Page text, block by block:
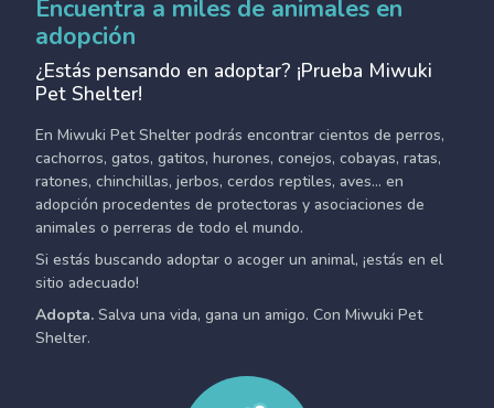
Encuentra a miles de animales en
adopción
¿Estás pensando en adoptar? ¡Prueba Miwuki
Pet Shelter!
En Miwuki Pet Shelter podrás encontrar cientos de perros,
cachorros, gatos, gatitos, hurones, conejos, cobayas, ratas,
ratones, chinchillas, jerbos, cerdos reptiles, aves... en
adopción procedentes de protectoras y asociaciones de
animales o perreras de todo el mundo.
Si estás buscando adoptar o acoger un animal, ¡estás en el
sitio adecuado!
Adopta. Salva una vida, gana un amigo. Con Miwuki Pet
Shelter.